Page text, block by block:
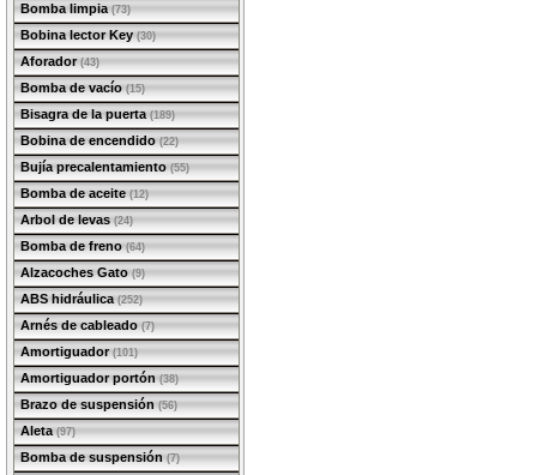
Bomba limpia (73)
Bobina lector Key (30)
Aforador (43)
Bomba de vacío (15)
Bisagra de la puerta (189)
Bobina de encendido (22)
Bujía precalentamiento (55)
Bomba de aceite (12)
Arbol de levas (24)
Bomba de freno (64)
Alzacoches Gato (9)
ABS hidráulica (252)
Arnés de cableado (7)
Amortiguador (101)
Amortiguador portón (38)
Brazo de suspensión (56)
Aleta (97)
Bomba de suspensión (7)